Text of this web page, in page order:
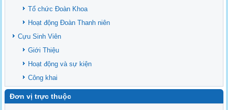
Ban chấp hành Đảng bộ khoa
Tổ chức Đoàn Khoa
Hoạt động Đoàn Thanh niên
Cựu Sinh Viên
Giới Thiệu
Hoạt động và sự kiện
Công khai
Đơn vị trực thuộc